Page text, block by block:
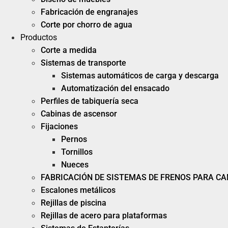
Fabricación de engranajes
Corte por chorro de agua
Productos
Corte a medida
Sistemas de transporte
Sistemas automáticos de carga y descarga
Automatización del ensacado
Perfiles de tabiquería seca
Cabinas de ascensor
Fijaciones
Pernos
Tornillos
Nueces
FABRICACIÓN DE SISTEMAS DE FRENOS PARA
Escalones metálicos
Rejillas de piscina
Rejillas de acero para plataformas